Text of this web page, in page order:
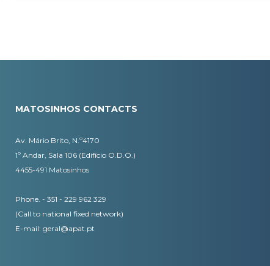
MATOSINHOS CONTACTS
Av. Mário Brito, N.º4170
1º Andar, Sala 106 (Edifício O.D.O.)
4455-491 Matosinhos
Phone. - 351 - 229 962 329
(Call to national fixed network)
E-mail: geral@apat.pt